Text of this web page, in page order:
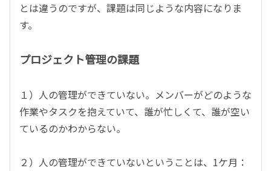
とは違うのですが、課題は同じような内容になりま
す。
プロジェクト管理の課題
１）人の管理ができていない。メンバーがどのような
作業やタスクを抱えていて、誰が忙しくて、誰が空い
ているのかわからない。
２）人の管理ができていないということは、1ケ月：